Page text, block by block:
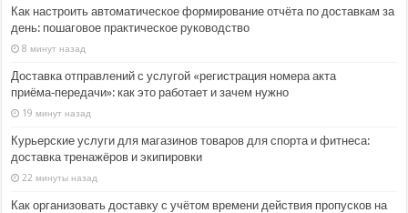
Как настроить автоматическое формирование отчёта по доставкам за
день: пошаговое практическое руководство
8 минут назад
Доставка отправлений с услугой «регистрация номера акта
приёма‑передачи»: как это работает и зачем нужно
19 минут назад
Курьерские услуги для магазинов товаров для спорта и фитнеса:
доставка тренажёров и экипировки
22 минуты назад
Как организовать доставку с учётом времени действия пропусков на